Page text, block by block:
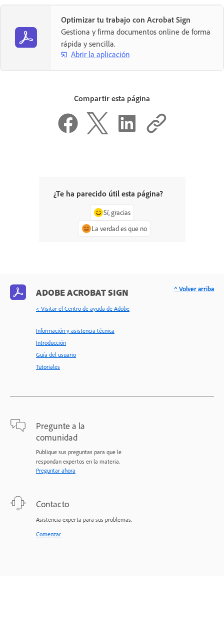
Optimizar tu trabajo con Acrobat Sign
Gestiona y firma documentos online de forma
rápida y sencilla.
Abrir la aplicación
Compartir esta página
¿Te ha parecido útil esta página?
Sí, gracias
La verdad es que no
ADOBE ACROBAT SIGN
< Visitar el Centro de ayuda de Adobe
Información y asistencia técnica
Introducción
Guía del usuario
Tutoriales
Pregunte a la
comunidad
Publique sus preguntas para que le
respondan expertos en la materia.
Preguntar ahora
Contacto
Asistencia experta para sus problemas.
Comenzar
^ Volver arriba